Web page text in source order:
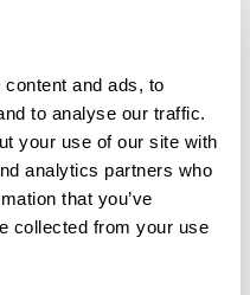
and ads, to
to analyse our traffic.
your use of our site with
analytics partners who
that you’ve
collected from your use
huden mot de
og nøytraliserer disse.
suveren på akne
dagen og Colostrum om
på barn som har
rødhet og
Styrker hele
under sin solkrem